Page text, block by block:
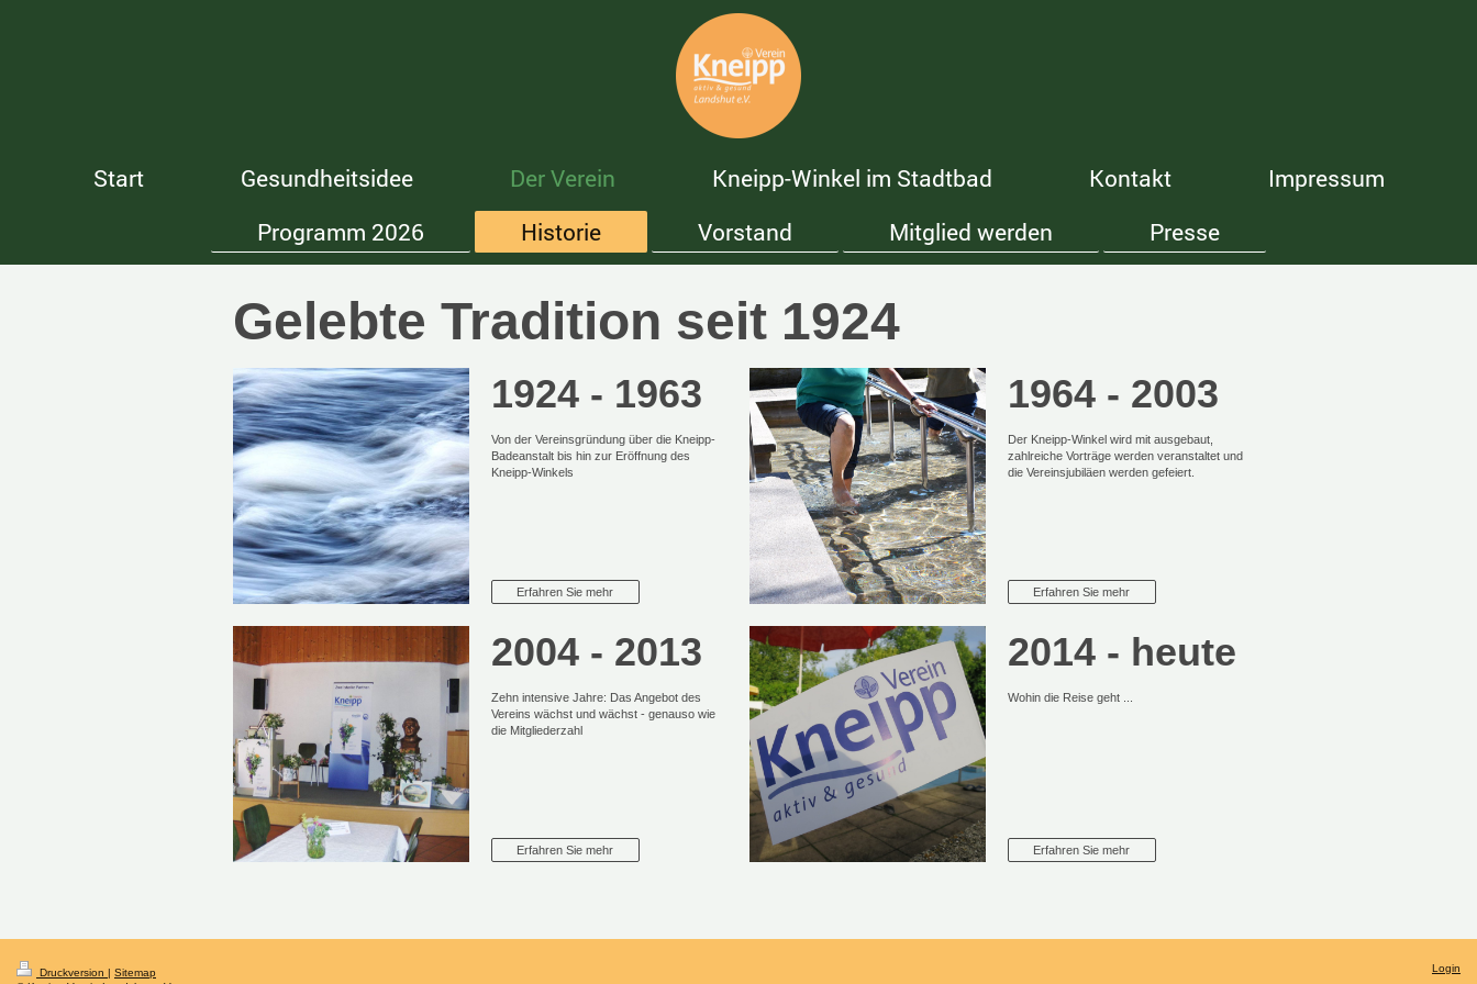
Start Gesundheitsidee Der Verein Kneipp-Winkel im Stadtbad Kontakt
Impressum
Programm 2026
Historie Vorstand Mitglied werden Presse
Gelebte Tradition seit 1924
1924 - 1963
Von der Vereinsgründung über die Kneipp-
Badeanstalt bis hin zur Eröffnung des
Kneipp-Winkels
Erfahren Sie mehr
1964 - 2003
Der Kneipp-Winkel wird mit ausgebaut,
zahlreiche Vorträge werden veranstaltet und
die Vereinsjubiläen werden gefeiert.
Erfahren Sie mehr
2004 - 2013
Zehn intensive Jahre: Das Angebot des
Vereins wächst und wächst - genauso wie
die Mitgliederzahl
Erfahren Sie mehr
2014 - heute
Wohin die Reise geht ...
Erfahren Sie mehr
Druckversion | Sitemap
Login